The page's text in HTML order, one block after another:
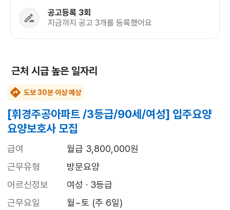
공고등록 3회
지금까지 공고 3개를 등록했어요
근처 시급 높은 일자리
도보 30분 이상 예상
[휘경주공아파트 /3등급/90세/여성] 입주요양
요양보호사 모집
급여
월급 3,800,000원
근무유형
방문요양
어르신정보
여성 · 3등급
근무요일
월~토 (주 6일)